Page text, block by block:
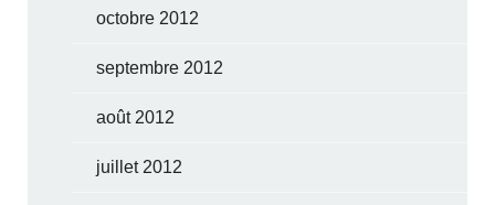
octobre 2012
septembre 2012
août 2012
juillet 2012